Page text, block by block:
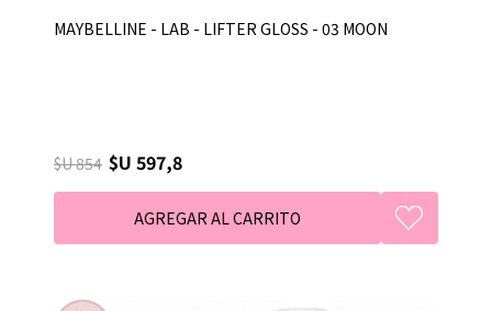
MAYBELLINE - LAB - LIFTER GLOSS - 03 MOON
$U 854 $U 597,8